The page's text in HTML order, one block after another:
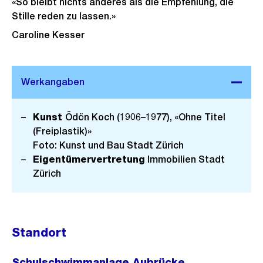
Stille reden zu lassen.»
Caroline Kesser
Kunst Ödön Koch (1906–1977), «Ohne Titel
(Freiplastik)»
Foto: Kunst und Bau Stadt Zürich
Eigentümervertretung Immobilien Stadt
Zürich
Standort